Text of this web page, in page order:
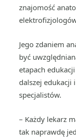
znajomość
Jego zdaniem
być
etapach
dalszej edukacji
specjalistów.
– Każdy lekarz
tak naprawdę